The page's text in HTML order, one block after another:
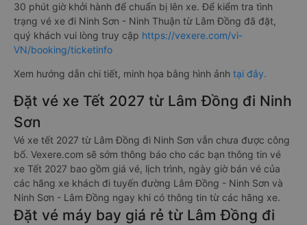
30 phút giờ khởi hành để chuẩn bị lên xe. Để kiểm tra tình
trạng vé xe đi Ninh Sơn - Ninh Thuận từ Lâm Đồng đã đặt,
quý khách vui lòng truy cập https://vexere.com/vi-
VN/booking/ticketinfo
Xem hướng dẫn chi tiết, minh họa bằng hình ảnh tại đây.
Đặt vé xe Tết 2027 từ Lâm Đồng đi Ninh
Sơn
Vé xe tết 2027 từ Lâm Đồng đi Ninh Sơn vẫn chưa được công
bố. Vexere.com sẽ sớm thông báo cho các bạn thông tin vé
xe Tết 2027 bao gồm giá vé, lịch trình, ngày giờ bán vé của
các hãng xe khách đi tuyến đường Lâm Đồng - Ninh Sơn và
Ninh Sơn - Lâm Đồng ngay khi có thông tin từ các hãng xe.
Đặt vé máy bay giá rẻ từ Lâm Đồng đi